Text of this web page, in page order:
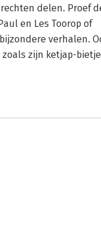
delen. Proef
en Les Toorop of
verhalen.
zijn ketjap-